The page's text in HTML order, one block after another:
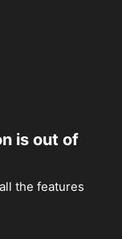
is out of
the features